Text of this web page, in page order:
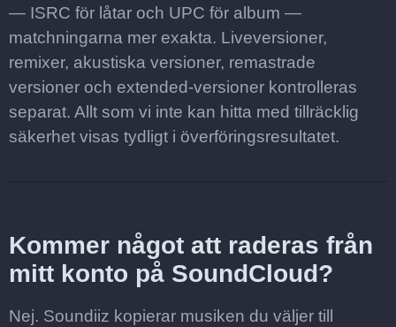
— ISRC för låtar och UPC för album —
matchningarna mer exakta. Liveversioner,
remixer, akustiska versioner, remastrade
versioner och extended-versioner kontrolleras
separat. Allt som vi inte kan hitta med tillräcklig
säkerhet visas tydligt i överföringsresultatet.
Kommer något att raderas från
mitt konto på SoundCloud?
Nej. Soundiiz kopierar musiken du väljer till